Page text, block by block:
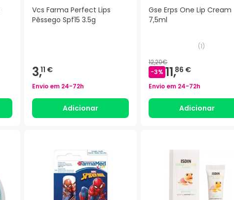
Vcs Farma Perfect Lips
Pêssego Spf15 3.5g
3,11 €
Envio em 24-72h
Adicionar
Gse Erps One Lip Cream
7,5ml
(1)
12,20€
-3% 11,86 €
Envio em 24-72h
Adicionar